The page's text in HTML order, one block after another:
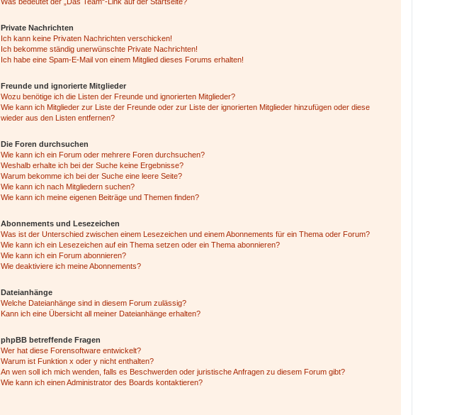
Private Nachrichten
Ich kann keine Privaten Nachrichten verschicken!
Ich bekomme ständig unerwünschte Private Nachrichten!
Ich habe eine Spam-E-Mail von einem Mitglied dieses Forums erhalten!
Freunde und ignorierte Mitglieder
Wozu benötige ich die Listen der Freunde und ignorierten Mitglieder?
Wie kann ich Mitglieder zur Liste der Freunde oder zur Liste der ignorierten Mitglieder hinzufügen oder diese
wieder aus den Listen entfernen?
Die Foren durchsuchen
Wie kann ich ein Forum oder mehrere Foren durchsuchen?
Weshalb erhalte ich bei der Suche keine Ergebnisse?
Warum bekomme ich bei der Suche eine leere Seite?
Wie kann ich nach Mitgliedern suchen?
Wie kann ich meine eigenen Beiträge und Themen finden?
Abonnements und Lesezeichen
Was ist der Unterschied zwischen einem Lesezeichen und einem Abonnements für ein Thema oder Forum?
Wie kann ich ein Lesezeichen auf ein Thema setzen oder ein Thema abonnieren?
Wie kann ich ein Forum abonnieren?
Wie deaktiviere ich meine Abonnements?
Dateianhänge
Welche Dateianhänge sind in diesem Forum zulässig?
Kann ich eine Übersicht all meiner Dateianhänge erhalten?
phpBB betreffende Fragen
Wer hat diese Forensoftware entwickelt?
Warum ist Funktion x oder y nicht enthalten?
An wen soll ich mich wenden, falls es Beschwerden oder juristische Anfragen zu diesem Forum gibt?
Wie kann ich einen Administrator des Boards kontaktieren?